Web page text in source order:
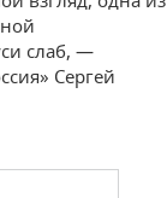
слаб, —
Сергей